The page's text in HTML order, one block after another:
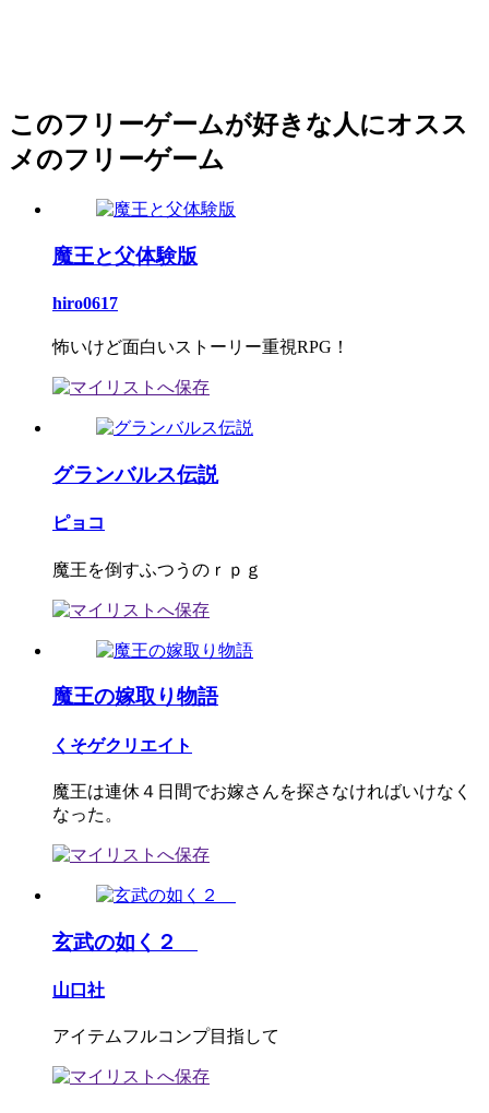
このフリーゲームが好きな人にオスス
メのフリーゲーム
魔王と父体験版
hiro0617
怖いけど面白いストーリー重視RPG！
グランバルス伝説
ピョコ
魔王を倒すふつうのｒｐｇ
魔王の嫁取り物語
くそゲクリエイト
魔王は連休４日間でお嫁さんを探さなければいけなく
なった。
玄武の如く２
山口社
アイテムフルコンプ目指して